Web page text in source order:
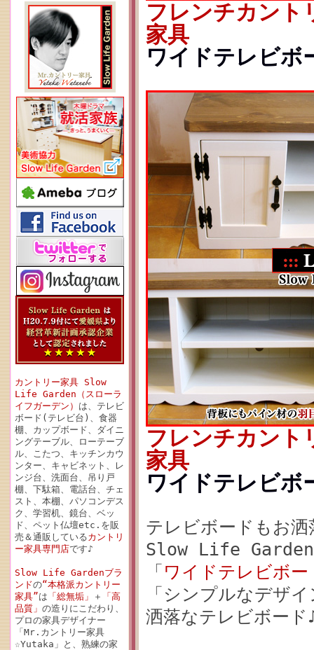
カントリー家具 Slow
Life Garden（スローラ
イフガーデン） は、テレビ
ボード(テレビ台)、食器
棚、カップボード、ダイニ
ングテーブル、ローテーブ
ル、こたつ、キッチンカウ
ンター、キャビネット、レ
ンジ台、洗面台、吊り戸
棚、下駄箱、電話台、チェ
スト、本棚、パソコンデス
ク、学習机、鏡台、ベッ
ド、ペット仏壇etc.を販
売＆通販しているカントリ
ー家具専門店です♪
Slow Life Gardenブラ
ンドの“本格派カントリー
家具”は 「総無垢」 ＋
「高
品質」 の造りにこだわり、
プロの家具デザイナー
「Mr.カントリー家具
☆Yutaka」と、熟練の家
フレンチカント
家具
ワイドテレビ
フレンチカント
家具
ワイドテレビ
テレビボードもお
Slow Life
「 ワイドテレビボ
「シンプルなデザ
洒落なテレビボード